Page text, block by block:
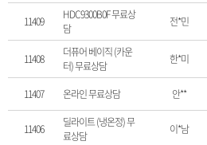
11409
HDC9300B0F 무료상
담
전*민
11408
더퓨어 베이직 (카운
터) 무료상담
한*미
11407 온라인 무료상담 안**
11406
딜라이트 (냉온정) 무
료상담
이*남